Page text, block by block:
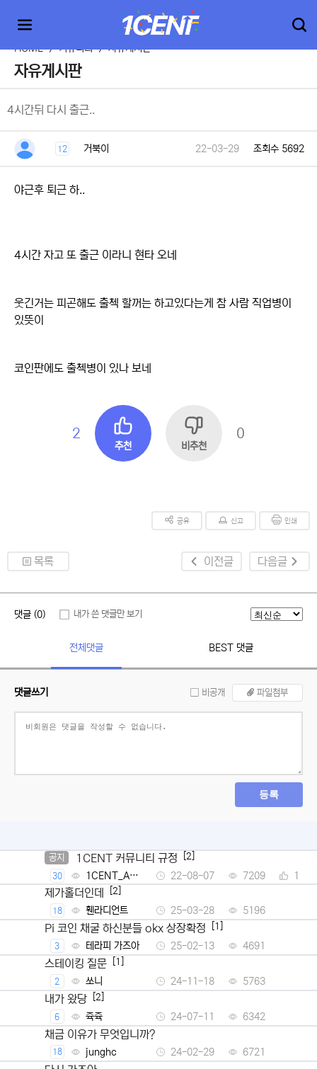
HOME > 커뮤니티 > 자유게시판
자유게시판
4시간뒤 다시 출근..
12 거북이 22-03-29 조회수 5692
야근후 퇴근 하..
4시간 자고 또 출근 이라니 현타 오네
웃긴거는 피곤해도 출첵 할꺼는 하고있다는게 참 사람 직업병이
있뜻이
코인판에도 출첵병이 있나 보네
2
추천 비추천
0
공유 신고 인쇄
목록 이전글 다음글
댓글 (0) 내가 쓴 댓글만 보기
전체댓글 BEST 댓글
댓글쓰기 비공개 파일첨부
등록
공지 1CENT 커뮤니티 규정 [2]
30
1CENT_Ad
min
22-08-07 7209 1
제가홀더인데 [2]
18 휀라디언트 25-03-28 5196
Pi 코인 채굴 하신분들 okx 상장확정 [1]
3 테라피 가즈아 25-02-13 4691
스테이킹 질문 [1]
2 쏘니 24-11-18 5763
내가 왔당 [2]
6 쥭쥭 24-07-11 6342
채금 이유가 무엇입니까?
18 junghc 24-02-29 6721